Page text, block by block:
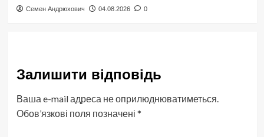
Семен Андрюхович 04.08.2026 0
Залишити відповідь
Ваша e-mail адреса не оприлюднюватиметься.
Обов’язкові поля позначені *